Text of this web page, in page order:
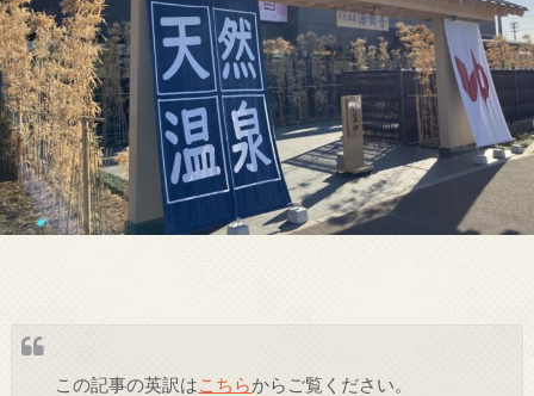
この記事の英訳はこちらからご覧ください。